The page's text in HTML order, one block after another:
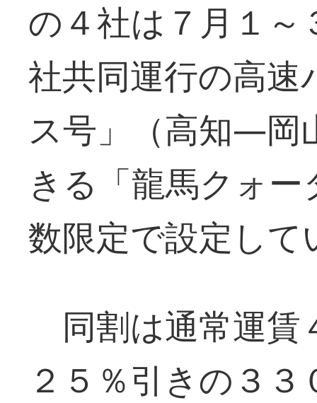
の４社は７月１
社共同運行の高
ス号」（高知―岡
きる「龍馬クォ
数限定で設定して
同割は通常運賃
２５％引きの３３